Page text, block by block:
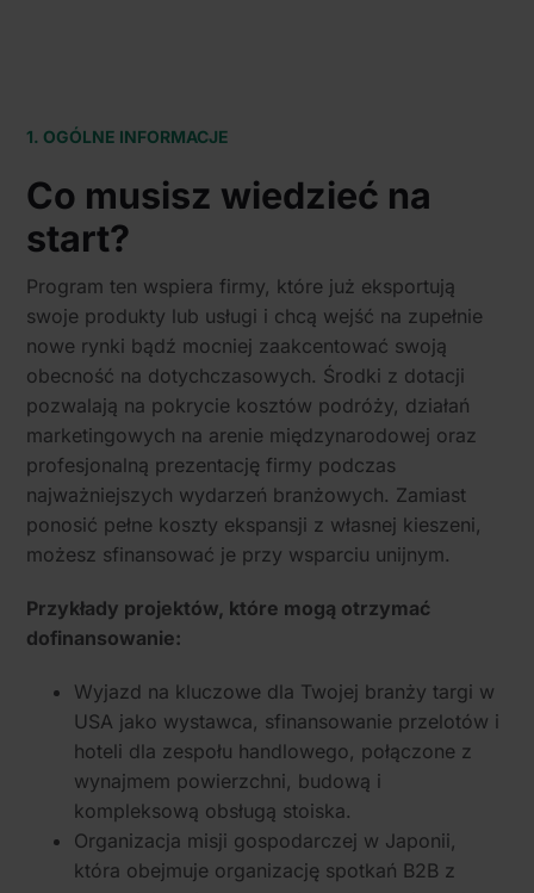
1. OGÓLNE INFORMACJE
Co musisz wiedzieć na
start?
Program ten wspiera firmy, które już eksportują
swoje produkty lub usługi i chcą wejść na zupełnie
nowe rynki bądź mocniej zaakcentować swoją
obecność na dotychczasowych. Środki z dotacji
pozwalają na pokrycie kosztów podróży, działań
marketingowych na arenie międzynarodowej oraz
profesjonalną prezentację firmy podczas
najważniejszych wydarzeń branżowych. Zamiast
ponosić pełne koszty ekspansji z własnej kieszeni,
możesz sfinansować je przy wsparciu unijnym.
Przykłady projektów, które mogą otrzymać
dofinansowanie:
Wyjazd na kluczowe dla Twojej branży targi w
USA jako wystawca, sfinansowanie przelotów i
hoteli dla zespołu handlowego, połączone z
wynajmem powierzchni, budową i
kompleksową obsługą stoiska.
Organizacja misji gospodarczej w Japonii,
która obejmuje organizację spotkań B2B z